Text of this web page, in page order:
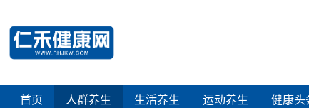
首页 人群养生 生活养生 运动养生 健康头